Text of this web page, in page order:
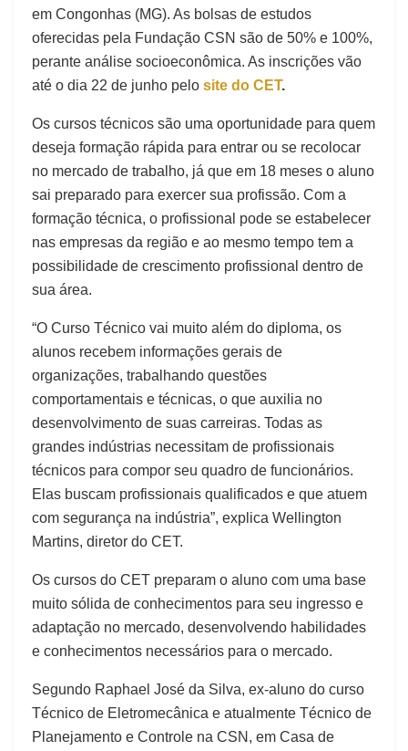
em Congonhas (MG). As bolsas de estudos
oferecidas pela Fundação CSN são de 50% e 100%,
perante análise socioeconômica. As inscrições vão
até o dia 22 de junho pelo site do CET.
Os cursos técnicos são uma oportunidade para quem
deseja formação rápida para entrar ou se recolocar
no mercado de trabalho, já que em 18 meses o aluno
sai preparado para exercer sua profissão. Com a
formação técnica, o profissional pode se estabelecer
nas empresas da região e ao mesmo tempo tem a
possibilidade de crescimento profissional dentro de
sua área.
“O Curso Técnico vai muito além do diploma, os
alunos recebem informações gerais de
organizações, trabalhando questões
comportamentais e técnicas, o que auxilia no
desenvolvimento de suas carreiras. Todas as
grandes indústrias necessitam de profissionais
técnicos para compor seu quadro de funcionários.
Elas buscam profissionais qualificados e que atuem
com segurança na indústria”, explica Wellington
Martins, diretor do CET.
Os cursos do CET preparam o aluno com uma base
muito sólida de conhecimentos para seu ingresso e
adaptação no mercado, desenvolvendo habilidades
e conhecimentos necessários para o mercado.
Segundo Raphael José da Silva, ex-aluno do curso
Técnico de Eletromecânica e atualmente Técnico de
Planejamento e Controle na CSN, em Casa de